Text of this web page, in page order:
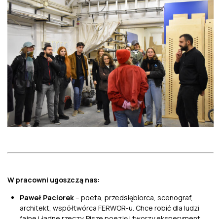
W pracowni ugoszczą nas:
Paweł Paciorek– poeta, przedsiębiorca, scenograf,
architekt, współtwórca FERWOR-u. Chce robić dla ludzi